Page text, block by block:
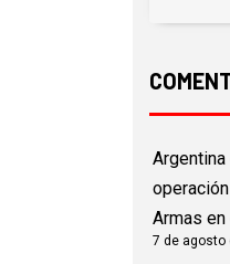
Argentina
Armas
7 de agosto